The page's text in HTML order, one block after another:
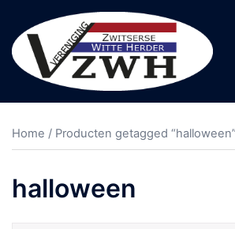
naar
de
Home / Producten getagged “halloween”
halloween